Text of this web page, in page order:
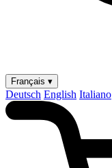
Français ▾
Deutsch English Italiano